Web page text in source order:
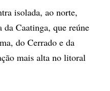
isolada, ao norte,
Caatinga, que reúne
do Cerrado e da
mais alta no litoral